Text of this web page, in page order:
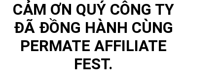
CẢM ƠN QUÝ CÔNG TY
ĐÃ ĐỒNG HÀNH CÙNG
PERMATE AFFILIATE
FEST.